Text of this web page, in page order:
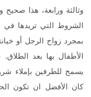
وثالثة ورابعة، هذا
الشروط التي تريدها
بمجرد زواج الرجل أو
الأطفال بها بعد
يسمح للطرفين بإملاء
كان الأفضل ان تكون